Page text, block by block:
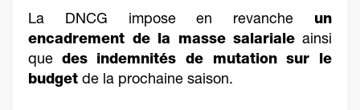
La DNCG impose en revanche un
encadrement de la masse salariale ainsi
que des indemnités de mutation sur le
budget de la prochaine saison.